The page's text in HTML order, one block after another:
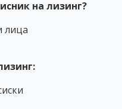
на лизинг?
лица